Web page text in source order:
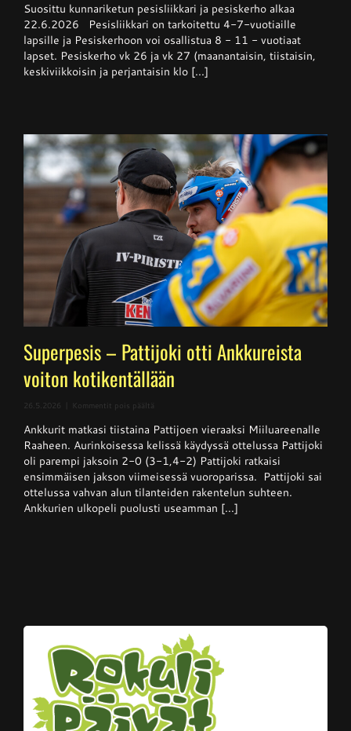
ja
pesiskerho
alkaa
viikolla
26
Suosittu kunnariketun pesisliikkari ja pesiskerho alkaa
22.6.2026 Pesisliikkari on tarkoitettu 4-7-vuotiaille
lapsille ja Pesiskerhoon voi osallistua 8 - 11 - vuotiaat
lapset. Pesiskerho vk 26 ja vk 27 (maanantaisin, tiistaisin,
keskiviikkoisin ja perjantaisin klo [...]
Superpesis – Pattijoki otti Ankkureista
voiton kotikentällään
26.5.2026 Kommentit pois päältä
–
Pattijoki
otti
Ankkureista
voiton
kotikentällään
Ankkurit matkasi tiistaina Pattijoen vieraaksi Miiluareenalle
Raaheen. Aurinkoisessa kelissä käydyssä ottelussa Pattijoki
oli parempi jaksoin 2-0 (3-1,4-2) Pattijoki ratkaisi
ensimmäisen jakson viimeisessä vuoroparissa. Pattijoki sai
ottelussa vahvan alun tilanteiden rakentelun suhteen.
Ankkurien ulkopeli puolusti useamman [...]